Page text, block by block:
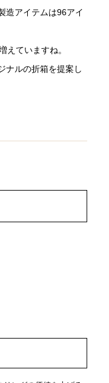
造アイテムは96アイ
えていますね。
ナルの折箱を提案し